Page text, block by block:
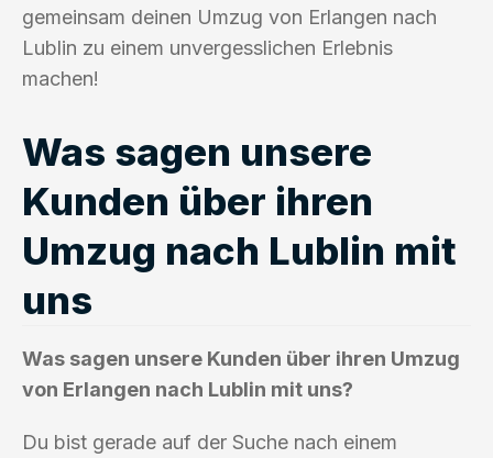
gemeinsam deinen Umzug von Erlangen nach
Lublin zu einem unvergesslichen Erlebnis
machen!
Was sagen unsere
Kunden über ihren
Umzug nach Lublin mit
uns
Was sagen unsere Kunden über ihren Umzug
von Erlangen nach Lublin mit uns?
Du bist gerade auf der Suche nach einem